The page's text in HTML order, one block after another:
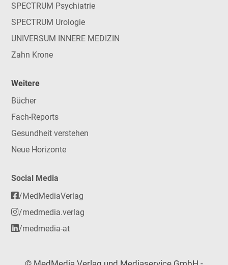
SPECTRUM Psychiatrie
SPECTRUM Urologie
UNIVERSUM INNERE MEDIZIN
Zahn Krone
Weitere
Bücher
Fach-Reports
Gesundheit verstehen
Neue Horizonte
Social Media
/MedMediaVerlag
/medmedia.verlag
/medmedia-at